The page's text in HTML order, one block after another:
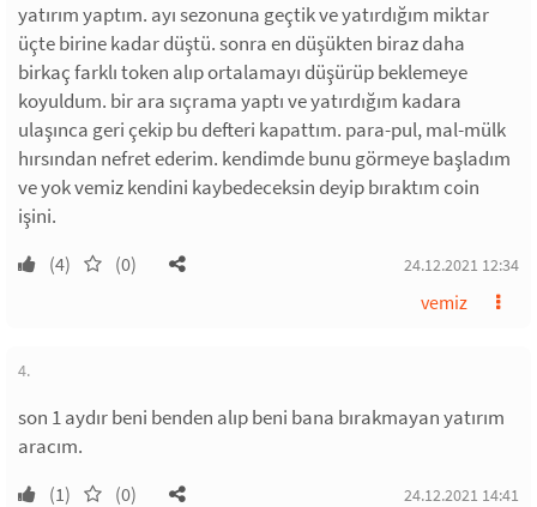
yatırım yaptım. ayı sezonuna geçtik ve yatırdığım miktar
üçte birine kadar düştü. sonra en düşükten biraz daha
birkaç farklı token alıp ortalamayı düşürüp beklemeye
koyuldum. bir ara sıçrama yaptı ve yatırdığım kadara
ulaşınca geri çekip bu defteri kapattım. para-pul, mal-mülk
hırsından nefret ederim. kendimde bunu görmeye başladım
ve yok vemiz kendini kaybedeceksin deyip bıraktım coin
işini.
(4) (0) 24.12.2021 12:34
vemiz
4.
son 1 aydır beni benden alıp beni bana bırakmayan yatırım
aracım.
(1) (0) 24.12.2021 14:41